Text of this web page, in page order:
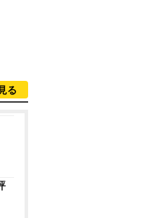
る